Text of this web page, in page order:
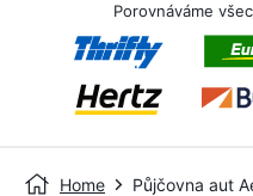
Porovnáváme
Home Půjčovna aut